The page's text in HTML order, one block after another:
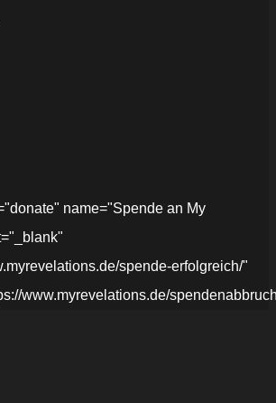
name="Spende an My
spende-erfolgreich/"
www.myrevelations.de/